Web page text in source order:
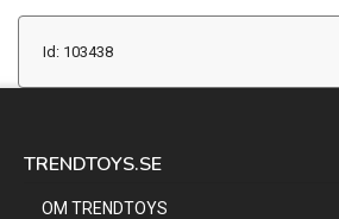
Id: 103438
TRENDTOYS.SE
OM TRENDTOYS